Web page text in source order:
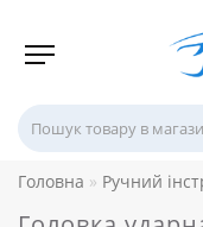
Головна Ручний